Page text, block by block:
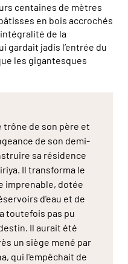
centaines de mètres
en bois accrochés
de la
gardait jadis l’entrée du
les gigantesques
trône de son père et
de son demi-
sa résidence
Il transforma le
imprenable, dotée
d'eau et de
toutefois pas pu
Il aurait été
un siège mené par
qui l'empêchait de